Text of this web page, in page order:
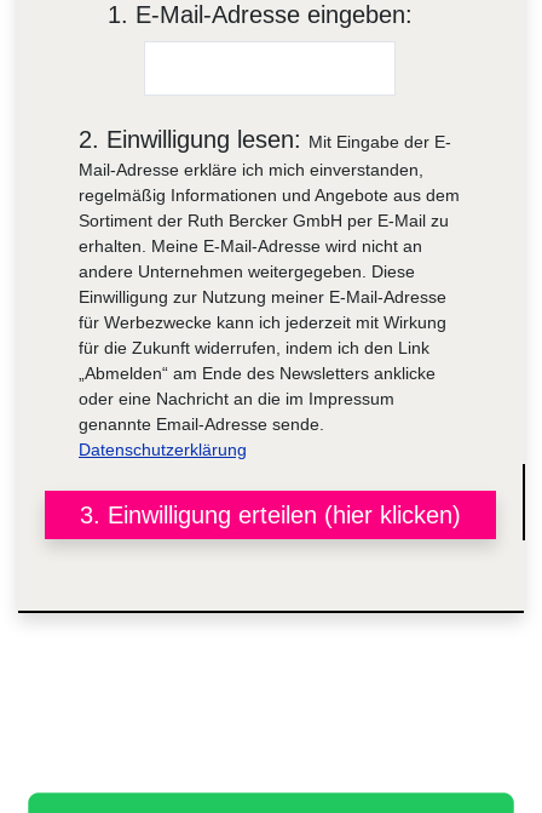
1. E-Mail-Adresse eingeben:
2. Einwilligung lesen: Mit Eingabe der E-
Mail-Adresse erkläre ich mich einverstanden,
regelmäßig Informationen und Angebote aus dem
Sortiment der Ruth Bercker GmbH per E-Mail zu
erhalten. Meine E-Mail-Adresse wird nicht an
andere Unternehmen weitergegeben. Diese
Einwilligung zur Nutzung meiner E-Mail-Adresse
für Werbezwecke kann ich jederzeit mit Wirkung
für die Zukunft widerrufen, indem ich den Link
„Abmelden“ am Ende des Newsletters anklicke
oder eine Nachricht an die im Impressum
genannte Email-Adresse sende.
Datenschutzerklärung